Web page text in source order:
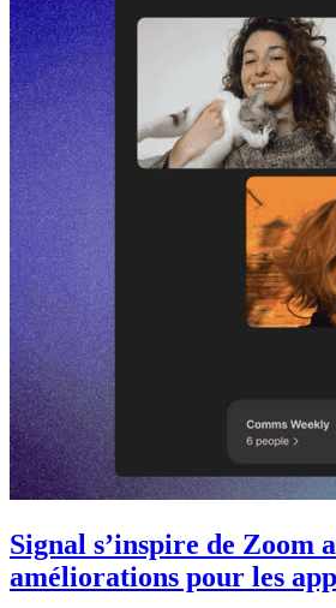
Signal s’inspire de Zoom
améliorations pour les